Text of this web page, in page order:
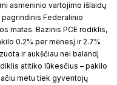
asmeninio vartojimo išlaidų
Federalinio
matas. Bazinis PCE rodiklis,
0.2% per mėnesį ir 2.7%
ir aukščiau nei balandį
atitiko lūkesčius – pakilo
metu tiek gyventojų